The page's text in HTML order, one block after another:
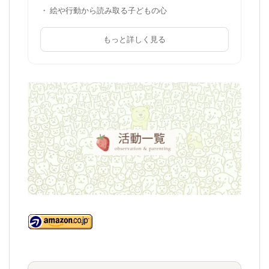
・ 絵や行動から読み取る子どもの心
もっと詳しく見る